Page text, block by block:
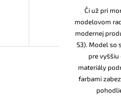
Či už pri
modelovom
modernej
S3). Model
pre
materiály
farbami
BEZPEČNOSTNÉ
6938 S1 P SRC S BOA®